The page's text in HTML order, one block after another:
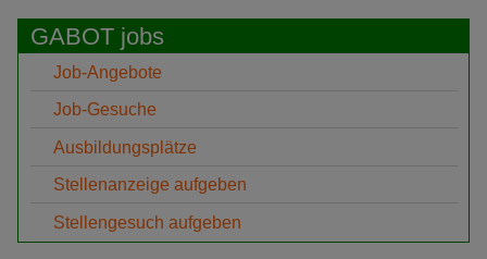
GABOT jobs
Job-Angebote
Job-Gesuche
Ausbildungsplätze
Stellenanzeige aufgeben
Stellengesuch aufgeben